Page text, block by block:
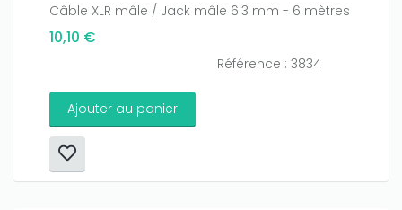
Câble XLR mâle / Jack mâle 6.3 mm - 6 mètres
10,10 €
Référence : 3834
Ajouter au panier